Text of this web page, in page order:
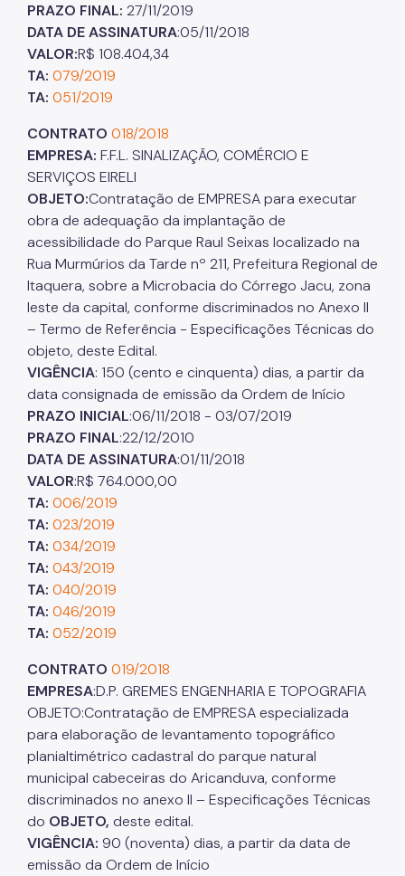
PRAZO FINAL: 27/11/2019
DATA DE ASSINATURA:05/11/2018
VALOR:R$ 108.404,34
TA: 079/2019
TA: 051/2019
CONTRATO 018/2018
EMPRESA: F.F.L. SINALIZAÇÃO, COMÉRCIO E
SERVIÇOS EIRELI
OBJETO:Contratação de EMPRESA para executar
obra de adequação da implantação de
acessibilidade do Parque Raul Seixas localizado na
Rua Murmúrios da Tarde nº 211, Prefeitura Regional de
Itaquera, sobre a Microbacia do Córrego Jacu, zona
leste da capital, conforme discriminados no Anexo II
– Termo de Referência - Especificações Técnicas do
objeto, deste Edital.
VIGÊNCIA: 150 (cento e cinquenta) dias, a partir da
data consignada de emissão da Ordem de Início
PRAZO INICIAL:06/11/2018 - 03/07/2019
PRAZO FINAL:22/12/2010
DATA DE ASSINATURA:01/11/2018
VALOR:R$ 764.000,00
TA: 006/2019
TA: 023/2019
TA: 034/2019
TA: 043/2019
TA: 040/2019
TA: 046/2019
TA: 052/2019
CONTRATO 019/2018
EMPRESA:D.P. GREMES ENGENHARIA E TOPOGRAFIA
OBJETO:Contratação de EMPRESA especializada
para elaboração de levantamento topográfico
planialtimétrico cadastral do parque natural
municipal cabeceiras do Aricanduva, conforme
discriminados no anexo II – Especificações Técnicas
do OBJETO, deste edital.
VIGÊNCIA: 90 (noventa) dias, a partir da data de
emissão da Ordem de Início